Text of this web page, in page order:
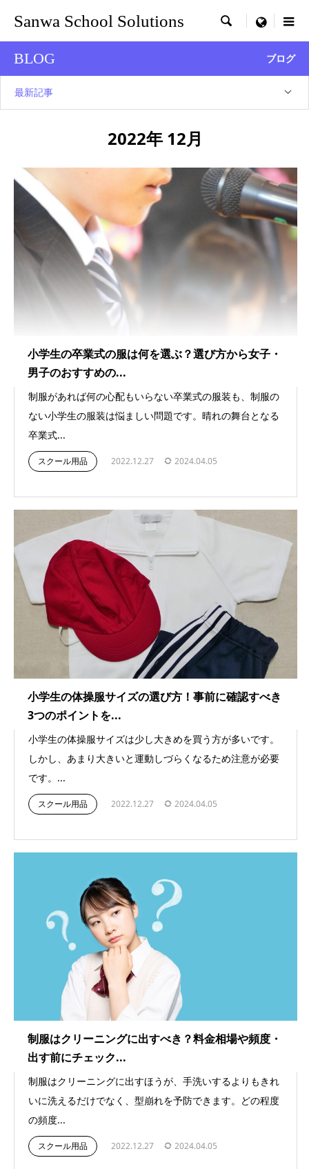
Sanwa School Solutions  menu
BLOG ブログ
最新記事
2022年 12月
小学生の卒業式の服は何を選ぶ？選び方から女子・
男子のおすすめの...
制服があれば何の心配もいらない卒業式の服装も、制服の
ない小学生の服装は悩ましい問題です。晴れの舞台となる
卒業式...
スクール用品 2022.12.27 2024.04.05
小学生の体操服サイズの選び方！事前に確認すべき
3つのポイントを...
小学生の体操服サイズは少し大きめを買う方が多いです。
しかし、あまり大きいと運動しづらくなるため注意が必要
です。...
スクール用品 2022.12.27 2024.04.05
制服はクリーニングに出すべき？料金相場や頻度・
出す前にチェック...
制服はクリーニングに出すほうが、手洗いするよりもきれ
いに洗えるだけでなく、型崩れを予防できます。どの程度
の頻度...
スクール用品 2022.12.27 2024.04.05